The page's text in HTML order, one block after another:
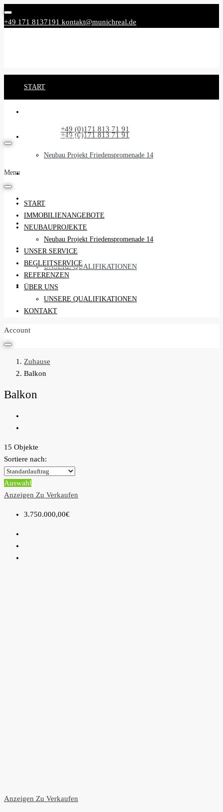
+49 171 8137191 kontakt@munichreal.de
Rufen Sie uns an: +49 (0)171 813 71 91
START
NEUBAUPROJEKTE
Neubau Projekt Friedenspromenade 14
REFERENZEN
ÜBER UNS
UNSERE QUALIFIKATIONEN
KONTAKT
+49 (0)171 813 71 91
Menu
START
IMMOBILIENANGEBOTE
NEUBAUPROJEKTE
Neubau Projekt Friedenspromenade 14
UNSER SERVICE
BEGLEITSERVICE
REFERENZEN
ÜBER UNS
UNSERE QUALIFIKATIONEN
KONTAKT
Account
Zuhause
Balkon
Balkon
15 Objekte
Sortiere nach:
Auswahl
Anzeigen Zu Verkaufen
3.750.000,00€
Anzeigen Zu Verkaufen